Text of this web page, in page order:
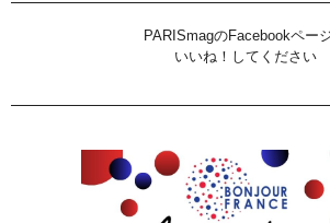
PARISmagのFacebookペー
いいね！してください